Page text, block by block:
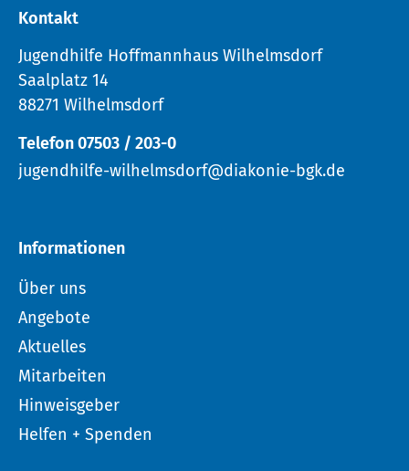
Kontakt
Jugendhilfe Hoffmannhaus Wilhelmsdorf
Saalplatz 14
88271 Wilhelmsdorf
Telefon 07503 / 203-0
jugendhilfe-wilhelmsdorf@diakonie-bgk.de
Informationen
Über uns
Angebote
Aktuelles
Mitarbeiten
Hinweisgeber
Helfen + Spenden